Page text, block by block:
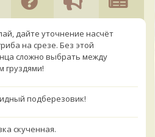
дайте уточнение насчёт
на срезе. Без этой
сложно выбрать между
груздями!
подберезовик!
скученная.